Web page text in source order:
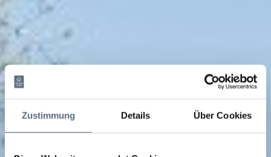
Zustimmung Details Über Cookies